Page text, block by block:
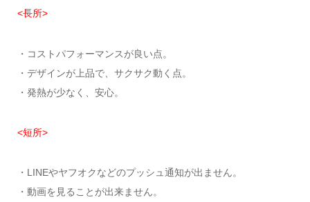
<長所>
・コストパフォーマンスが良い点。
・デザインが上品で、サクサク動く点。
・発熱が少なく、安心。
<短所>
・LINEやヤフオクなどのプッシュ通知が出ません。
・動画を見ることが出来ません。